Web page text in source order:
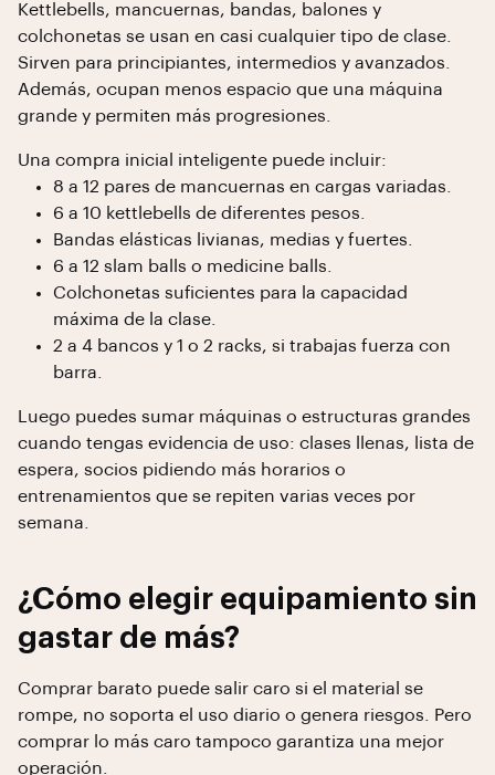
Kettlebells, mancuernas, bandas, balones y
colchonetas se usan en casi cualquier tipo de clase.
Sirven para principiantes, intermedios y avanzados.
Además, ocupan menos espacio que una máquina
grande y permiten más progresiones.
Una compra inicial inteligente puede incluir:
8 a 12 pares de mancuernas en cargas variadas.
6 a 10 kettlebells de diferentes pesos.
Bandas elásticas livianas, medias y fuertes.
6 a 12 slam balls o medicine balls.
Colchonetas suficientes para la capacidad
máxima de la clase.
2 a 4 bancos y 1 o 2 racks, si trabajas fuerza con
barra.
Luego puedes sumar máquinas o estructuras grandes
cuando tengas evidencia de uso: clases llenas, lista de
espera, socios pidiendo más horarios o
entrenamientos que se repiten varias veces por
semana.
¿Cómo elegir equipamiento sin
gastar de más?
Comprar barato puede salir caro si el material se
rompe, no soporta el uso diario o genera riesgos. Pero
comprar lo más caro tampoco garantiza una mejor
operación.